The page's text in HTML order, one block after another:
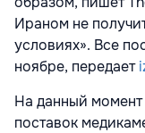
Ираном не
условиях». Все
ноябре, передает
На данный момент
поставок